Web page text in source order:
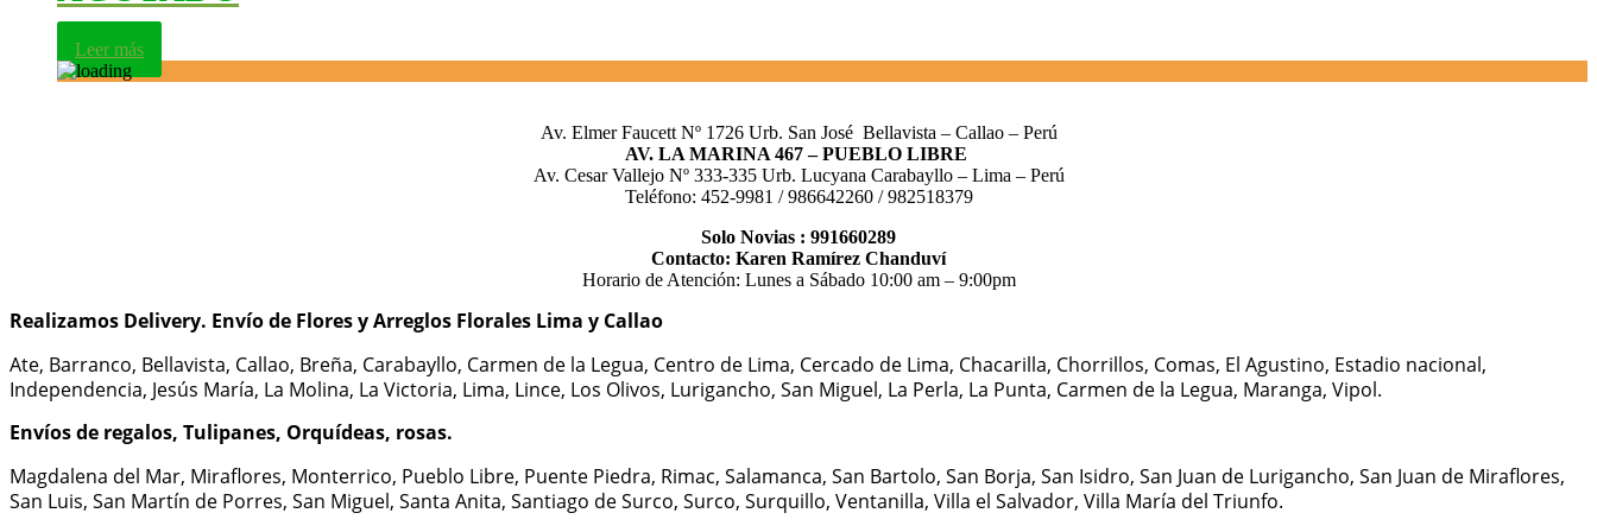
Leer más
Av. Elmer Faucett Nº 1726 Urb. San José Bellavista – Callao – Perú
AV. LA MARINA 467 – PUEBLO LIBRE
Av. Cesar Vallejo Nº 333-335 Urb. Lucyana Carabayllo – Lima – Perú
Teléfono: 452-9981 / 986642260 / 982518379
Solo Novias : 991660289
Contacto: Karen Ramírez Chanduví
Horario de Atención: Lunes a Sábado 10:00 am – 9:00pm
Realizamos Delivery. Envío de Flores y Arreglos Florales Lima y Callao
Ate, Barranco, Bellavista, Callao, Breña, Carabayllo, Carmen de la Legua, Centro de Lima, Cercado de Lima, Chacarilla, Chorrillos, Comas, El Agustino, Estadio nacional,
Independencia, Jesús María, La Molina, La Victoria, Lima, Lince, Los Olivos, Lurigancho, San Miguel, La Perla, La Punta, Carmen de la Legua, Maranga, Vipol.
Envíos de regalos, Tulipanes, Orquídeas, rosas.
Magdalena del Mar, Miraflores, Monterrico, Pueblo Libre, Puente Piedra, Rimac, Salamanca, San Bartolo, San Borja, San Isidro, San Juan de Lurigancho, San Juan de Miraflores,
San Luis, San Martín de Porres, San Miguel, Santa Anita, Santiago de Surco, Surco, Surquillo, Ventanilla, Villa el Salvador, Villa María del Triunfo.